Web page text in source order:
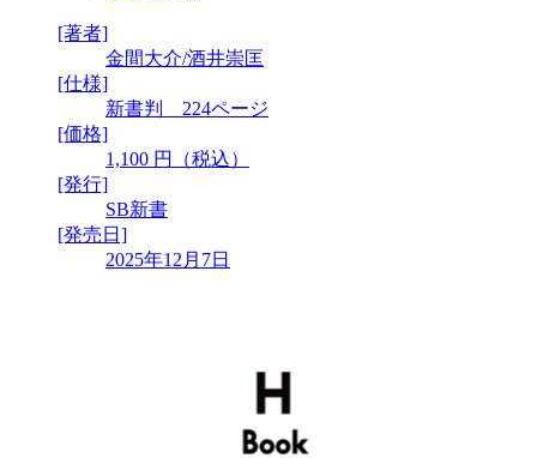
[著者]
金間大介/酒井崇匡
[仕様]
新書判 224ページ
[価格]
1,100 円（税込）
[発行]
SB新書
[発売日]
2025年12月7日